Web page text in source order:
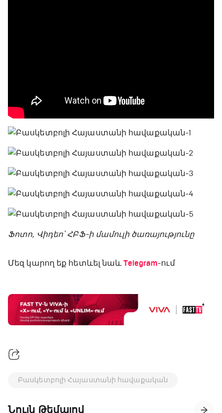
Ֆոտո, Վիդեո՝ ՀԲՖ-ի մամուլի ծառայությունը
Մեզ կարող եք հետևել նաև Telegram-ում
Բասկետբոլի Հայաստանի հավաքական
Նույն Թեմայով